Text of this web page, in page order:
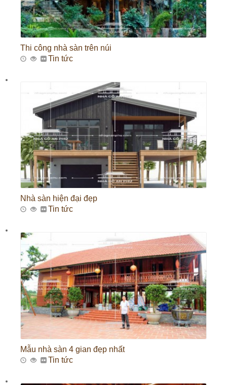
Thi công nhà sàn trên núi
Tin tức
Nhà sàn hiện đại đẹp
Tin tức
Mẫu nhà sàn 4 gian đẹp nhất
Tin tức